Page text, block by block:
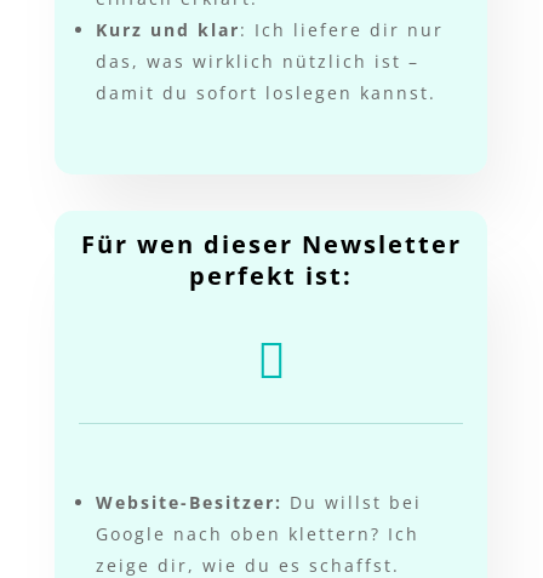
Kurz und klar: Ich liefere dir nur
das, was wirklich nützlich ist –
damit du sofort loslegen kannst.
Für wen dieser Newsletter
perfekt ist:

Website-Besitzer: Du willst bei
Google nach oben klettern? Ich
zeige dir, wie du es schaffst.